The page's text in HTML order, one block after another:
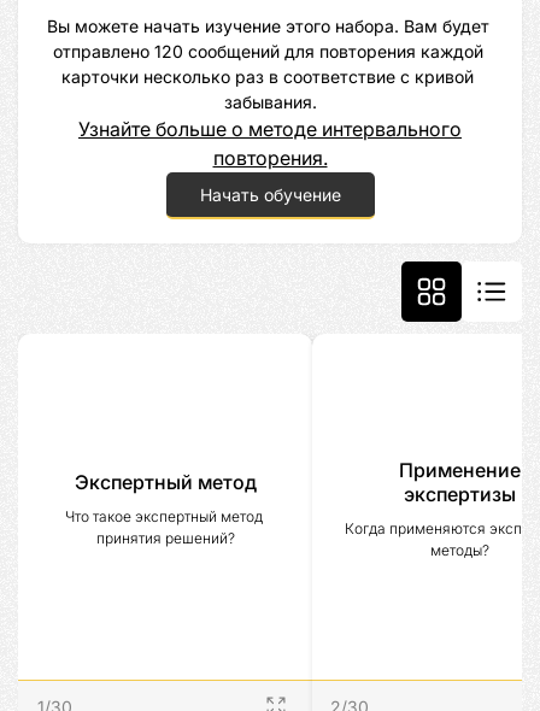
Вы можете начать изучение этого набора. Вам будет
отправлено 120 сообщений для повторения каждой
карточки несколько раз в соответствие с кривой
забывания.
Узнайте больше о методе интервального
повторения.
Начать обучение
Экспертный метод
Что такое экспертный метод
принятия решений?
1/30
Применение
экспертизы
Когда применяются
методы?
2/30